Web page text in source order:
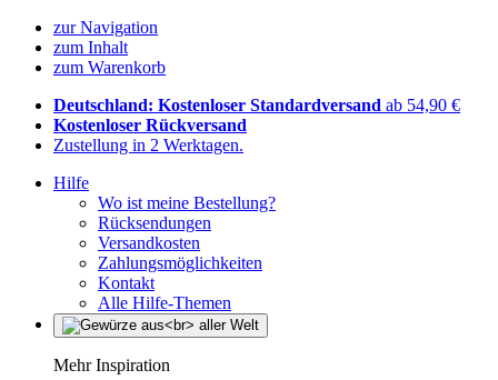
zur Navigation
zum Inhalt
zum Warenkorb
Deutschland: Kostenloser Standardversand ab 54,90 €
Kostenloser Rückversand
Zustellung in 2 Werktagen.
Hilfe
Wo ist meine Bestellung?
Rücksendungen
Versandkosten
Zahlungsmöglichkeiten
Kontakt
Alle Hilfe-Themen
Mehr Inspiration